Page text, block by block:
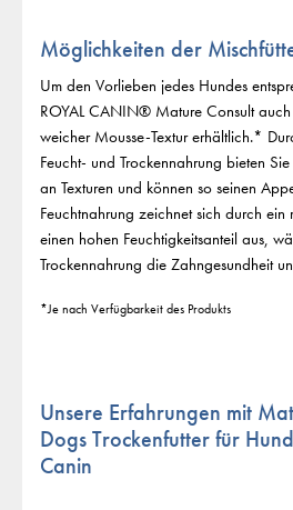
Möglichkeiten der
Um den Vorlieben jedes Hundes
ROYAL CANIN® Mature Consult
weicher Mousse-Textur erhältlich.*
Feucht- und Trockennahrung bieten
an Texturen und können so seinen
Feuchtnahrung zeichnet sich durch ein
einen hohen Feuchtigkeitsanteil aus,
Trockennahrung die Zahngesundheit
*Je nach Verfügbarkeit des Produkts
Unsere Erfahrungen mit
Dogs Trockenfutter für
Canin